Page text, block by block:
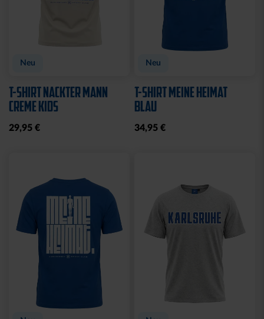
Neu
T-SHIRT NACKTER MANN
CREME KIDS
29,95 €
Neu
T-SHIRT MEINE HEIMAT
BLAU
34,95 €